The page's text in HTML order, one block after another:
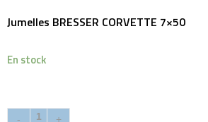
Jumelles BRESSER CORVETTE 7×50
En stock